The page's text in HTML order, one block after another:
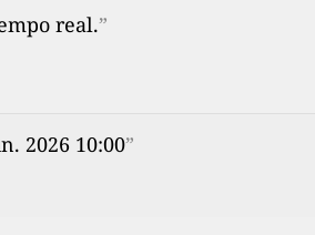
real.”
2026 10:00”